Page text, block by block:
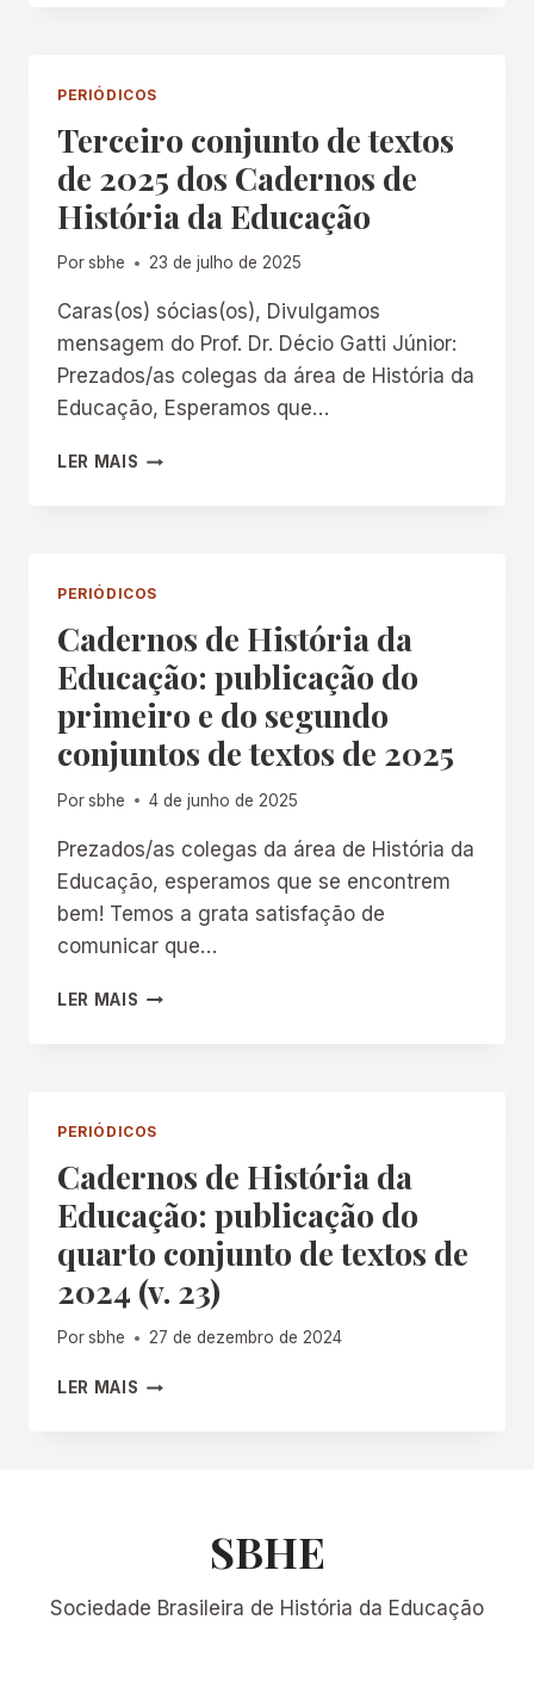
2025
DOS
CADERNOS
DE
HISTÓRIA
DA
PERIÓDICOS
Terceiro conjunto de textos
de 2025 dos Cadernos de
História da Educação
Porsbhe 23 de julho de 2025
Caras(os) sócias(os), Divulgamos
mensagem do Prof. Dr. Décio Gatti Júnior:
Prezados/as colegas da área de História da
Educação, Esperamos que…
LER MAIS TERCEIRO
DE
HISTÓRIA
DA
EDUCAÇÃO
PERIÓDICOS
Cadernos de História da
Educação: publicação do
primeiro e do segundo
conjuntos de textos de 2025
Porsbhe 4 de junho de 2025
Prezados/as colegas da área de História da
Educação, esperamos que se encontrem
bem! Temos a grata satisfação de
comunicar que…
LER MAIS CADERNOS
PRIMEIRO
E
DO
SEGUNDO
CONJUNTOS
DE
DE
PERIÓDICOS
Cadernos de História da
Educação: publicação do
quarto conjunto de textos de
2024 (v. 23)
Porsbhe 27 de dezembro de 2024
LER MAIS CADERNOS
QUARTO
DE
SBHE
Sociedade Brasileira de História da Educação